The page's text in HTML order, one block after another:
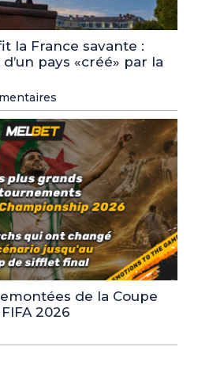
la France savante :
pays «créé» par la
de la Coupe
2026